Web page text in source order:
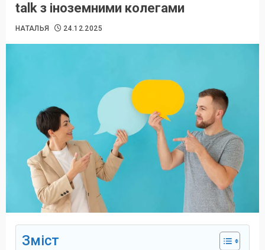
talk з іноземними колегами
НАТАЛЬЯ 24.12.2025
Зміст